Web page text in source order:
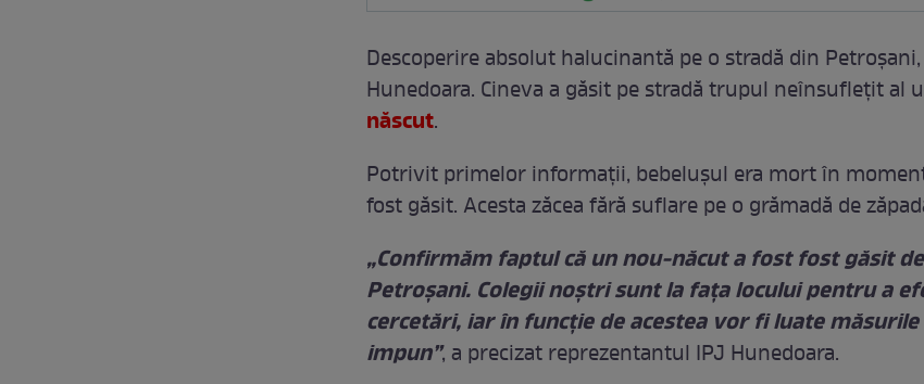
Descoperire absolut halucinantă pe o stradă din
Hunedoara. Cineva a găsit pe stradă trupul neînsufleţit al
născut.
Potrivit primelor informaţii, bebeluşul era mort în
fost găsit. Acesta zăcea fără suflare pe o grămadă de
„Confirmăm faptul că un nou-năcut a fost fost găsit
Petroșani. Colegii noștri sunt la fața locului pentru a
cercetări, iar în funcție de acestea vor fi luate măsurile
impun”, a precizat reprezentantul IPJ Hunedoara.